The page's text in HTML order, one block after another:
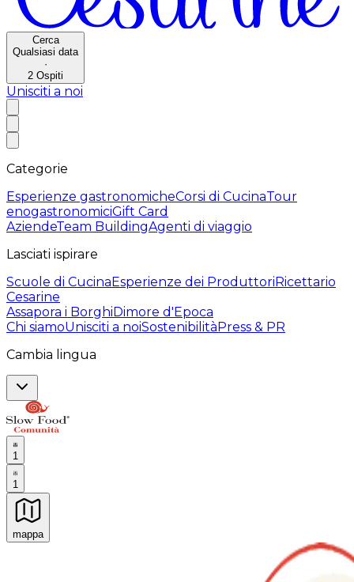
Cerca
Qualsiasi data
·
2 Ospiti
Unisciti a noi
Categorie
Esperienze gastronomicheCorsi di CucinaTour
enogastronomiciGift Card
AziendeTeam BuildingAgenti di viaggio
Lasciati ispirare
Scuole di CucinaEsperienze dei ProduttoriRicettario
Cesarine
Assapora i BorghiDimore d'Epoca
Chi siamoUnisciti a noiSostenibilitàPress & PR
Cambia lingua
1
1
mappa
Esperienze culinarie indimenticabili: Esperienze